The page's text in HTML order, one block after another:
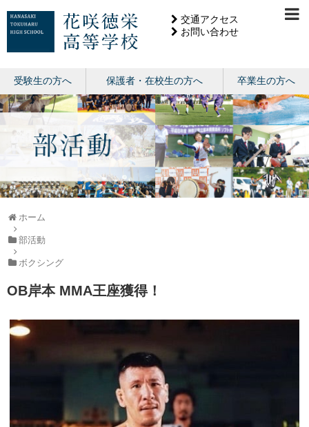
交通アクセス
お問い合わせ
受験生の方へ 保護者・在校生の方へ 卒業生の方へ
ホーム
部活動
ボクシング
OB岸本 MMA王座獲得！